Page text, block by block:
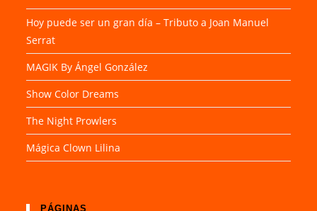
Hoy puede ser un gran día – Tributo a Joan Manuel
Serrat
MAGIK By Ángel González
Show Color Dreams
The Night Prowlers
Mágica Clown Lilina
PÁGINAS